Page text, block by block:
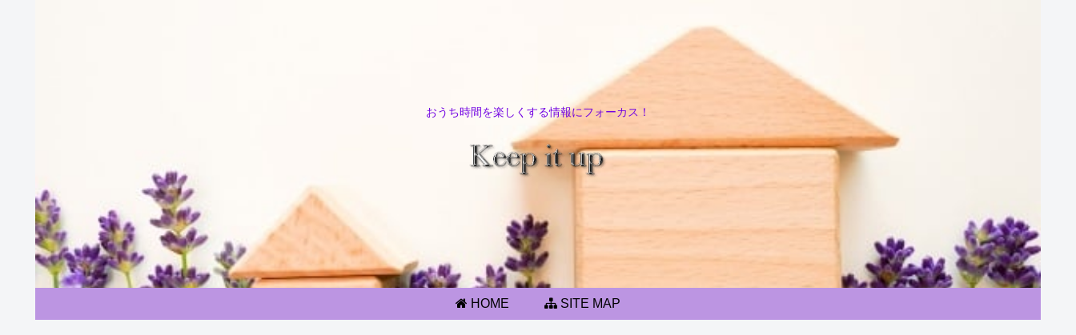
おうち時間を楽しくする情報にフォーカス！
HOME SITE MAP